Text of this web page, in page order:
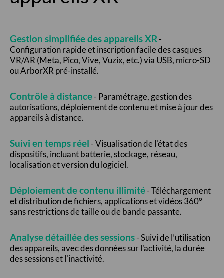
Gestion simplifiée des appareils XR-
Configuration rapide et inscription facile des casques
VR/AR (Meta, Pico, Vive, Vuzix, etc.) via USB, micro-SD
ou ArborXR pré-installé.
Contrôle à distance- Paramétrage, gestion des
autorisations, déploiement de contenu et mise à jour des
appareils à distance.
Suivi en temps réel- Visualisation de l'état des
dispositifs, incluant batterie, stockage, réseau,
localisation et version du logiciel.
Déploiement de contenu illimité- Téléchargement
et distribution de fichiers, applications et vidéos 360°
sans restrictions de taille ou de bande passante.
Analyse détaillée des sessions- Suivi de l’utilisation
des appareils, avec des données sur l'activité, la durée
des sessions et l'inactivité.